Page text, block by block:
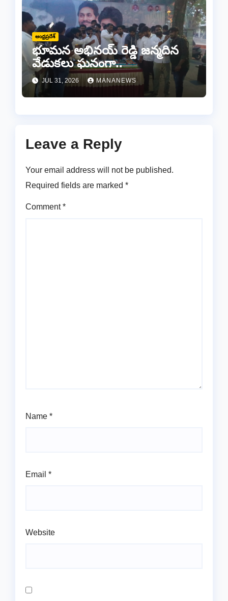
ఆంధ్రప్రదేశ్
భూమన అభినయ్ రెడ్డి జన్మదిన
వేడుకలు ఘనంగా..
JUL 31, 2026 MANANEWS
Leave a Reply
Your email address will not be published.
Required fields are marked *
Comment*
Name *
Email *
Website